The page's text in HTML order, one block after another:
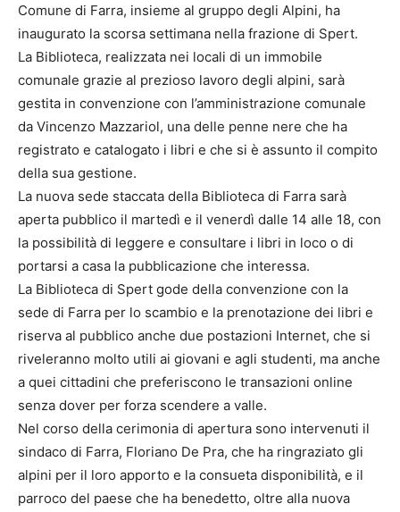
Comune di Farra, insieme al gruppo degli Alpini, ha
inaugurato la scorsa settimana nella frazione di Spert.
La Biblioteca, realizzata nei locali di un immobile
comunale grazie al prezioso lavoro degli alpini, sarà
gestita in convenzione con l’amministrazione comunale
da Vincenzo Mazzariol, una delle penne nere che ha
registrato e catalogato i libri e che si è assunto il compito
della sua gestione.
La nuova sede staccata della Biblioteca di Farra sarà
aperta pubblico il martedì e il venerdì dalle 14 alle 18, con
la possibilità di leggere e consultare i libri in loco o di
portarsi a casa la pubblicazione che interessa.
La Biblioteca di Spert gode della convenzione con la
sede di Farra per lo scambio e la prenotazione dei libri e
riserva al pubblico anche due postazioni Internet, che si
riveleranno molto utili ai giovani e agli studenti, ma anche
a quei cittadini che preferiscono le transazioni online
senza dover per forza scendere a valle.
Nel corso della cerimonia di apertura sono intervenuti il
sindaco di Farra, Floriano De Pra, che ha ringraziato gli
alpini per il loro apporto e la consueta disponibilità, e il
parroco del paese che ha benedetto, oltre alla nuova